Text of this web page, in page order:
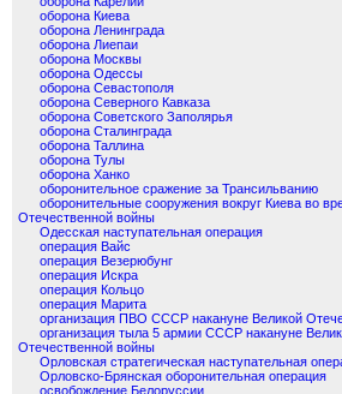
оборона Киева
оборона Ленинграда
оборона Лиепаи
оборона Москвы
оборона Одессы
оборона Севастополя
оборона Северного Кавказа
оборона Советского Заполярья
оборона Сталинграда
оборона Таллина
оборона Тулы
оборона Ханко
оборонительное сражение за Трансильванию
оборонительные сооружения вокруг Киева во
Отечественной войны
Одесская наступательная операция
операция Вайс
операция Везерюбунг
операция Искра
операция Кольцо
операция Марита
организация ПВО СССР накануне Великой
организация тыла 5 армии СССР накануне
Отечественной войны
Орловская стратегическая наступательная
Орловско-Брянская оборонительная операция
освобождение Белоруссии